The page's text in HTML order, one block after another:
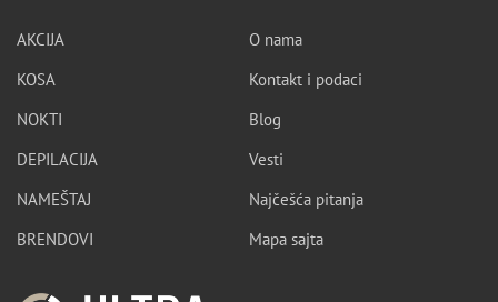
AKCIJA
KOSA
NOKTI
DEPILACIJA
NAMEŠTAJ
BRENDOVI
O nama
Kontakt i podaci
Blog
Vesti
Najčešća pitanja
Mapa sajta